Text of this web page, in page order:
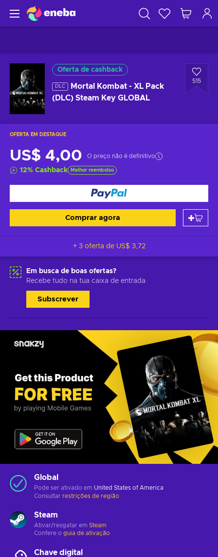
Oferta de cashback
DLC
Mortal Kombat - XL Pack
(DLC) Steam Key GLOBAL
515
OFERTA EM DESTAQUE
US$ 4,00 O preço não é definitivo
12% Cashback Melhor reembolso
Comprar agora
+ 3 oferta de US$ 3,72
Em busca de boas ofertas?
Recebe tudo na tua caixa de entrada
Subscrever
Global
Pode ser ativado em United States of America
Consultar restrições de região
Steam
Ativar/resgatar em Steam
Confere o guia de ativação
Chave digital